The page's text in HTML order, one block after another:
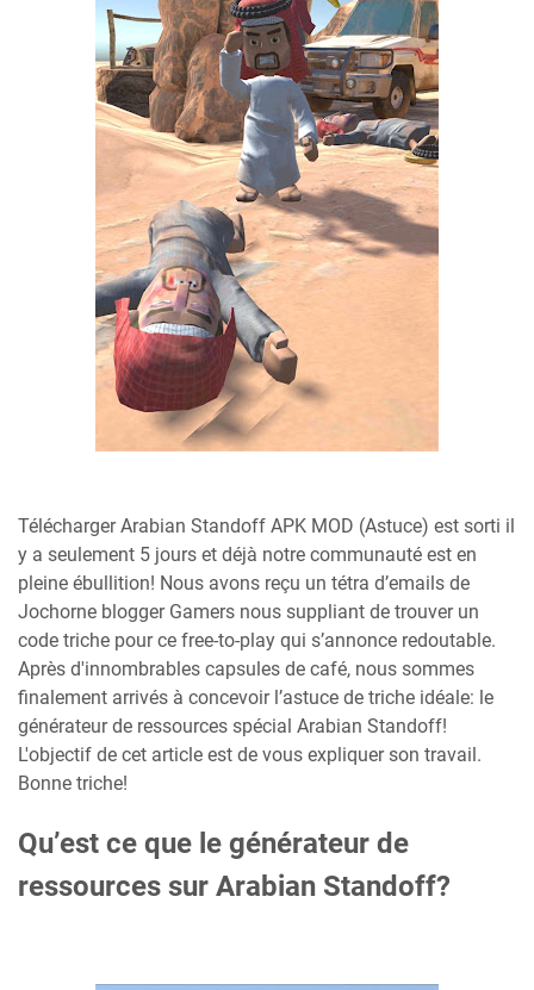
Télécharger Arabian Standoff APK MOD (Astuce) est sorti il
y a seulement 5 jours et déjà notre communauté est en
pleine ébullition! Nous avons reçu un tétra d’emails de
Jochorne blogger Gamers nous suppliant de trouver un
code triche pour ce free-to-play qui s’annonce redoutable.
Après d'innombrables capsules de café, nous sommes
finalement arrivés à concevoir l’astuce de triche idéale: le
générateur de ressources spécial Arabian Standoff!
L'objectif de cet article est de vous expliquer son travail.
Bonne triche!
Qu’est ce que le générateur de
ressources sur Arabian Standoff?